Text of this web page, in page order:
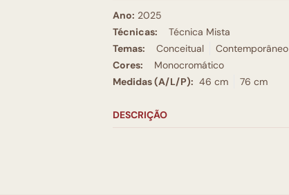
Ano: 2025
Técnicas:
Técnica Mista
Temas:
Conceitual
Contemporâneo
Cores:
Monocromático
Medidas (A/L/P): 46 cm 76 cm
DESCRIÇÃO